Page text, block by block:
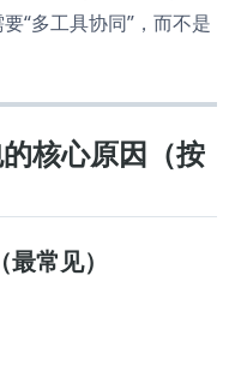
“多工具协同”，而不是
核心原因（按
常见）